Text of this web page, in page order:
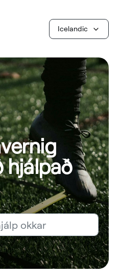
Icelandic
hjálpað